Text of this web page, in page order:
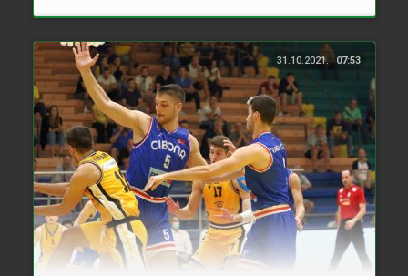
31.10.2021. 07:53